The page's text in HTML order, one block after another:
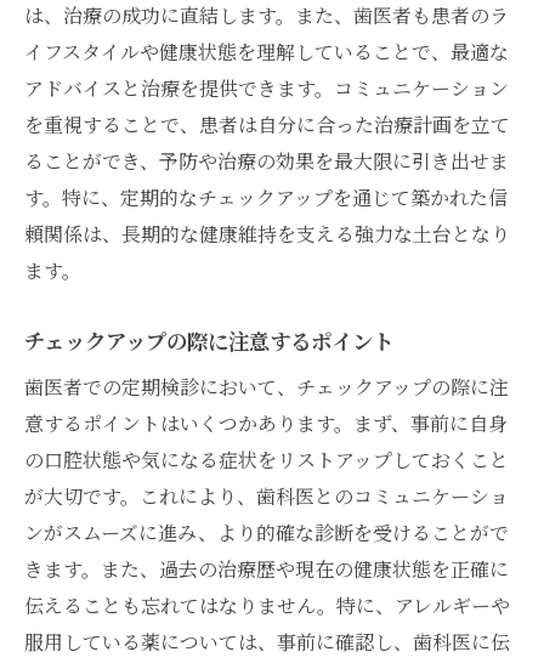
健康維持のためのチェックリスト
アクセスの良い歯医者を選んで健康維持を図る
駅近や駐車場完備の利便性
公共交通機関を利用しやすい医院
近隣の歯医者を比較するポイント
徒歩圏内の医院のメリット
歯医者での定期検診を忘れないためのリマイン
ダー活用法
スマホアプリでリマインダーを設定
家族と共有できるスケジュール管理
メール通知を活用したリマインダー
リマインダー設定のコツと注意点
紙ベースのカレンダーを使った管理
生活習慣に組み込む方法
は、治療の成功に直結します。また、歯医者も患者のラ
イフスタイルや健康状態を理解していることで、最適な
アドバイスと治療を提供できます。コミュニケーション
を重視することで、患者は自分に合った治療計画を立て
ることができ、予防や治療の効果を最大限に引き出せま
す。特に、定期的なチェックアップを通じて築かれた信
頼関係は、長期的な健康維持を支える強力な土台となり
ます。
チェックアップの際に注意するポイント
歯医者での定期検診において、チェックアップの際に注
意するポイントはいくつかあります。まず、事前に自身
の口腔状態や気になる症状をリストアップしておくこと
が大切です。これにより、歯科医とのコミュニケーショ
ンがスムーズに進み、より的確な診断を受けることがで
きます。また、過去の治療歴や現在の健康状態を正確に
伝えることも忘れてはなりません。特に、アレルギーや
服用している薬については、事前に確認し、歯科医に伝